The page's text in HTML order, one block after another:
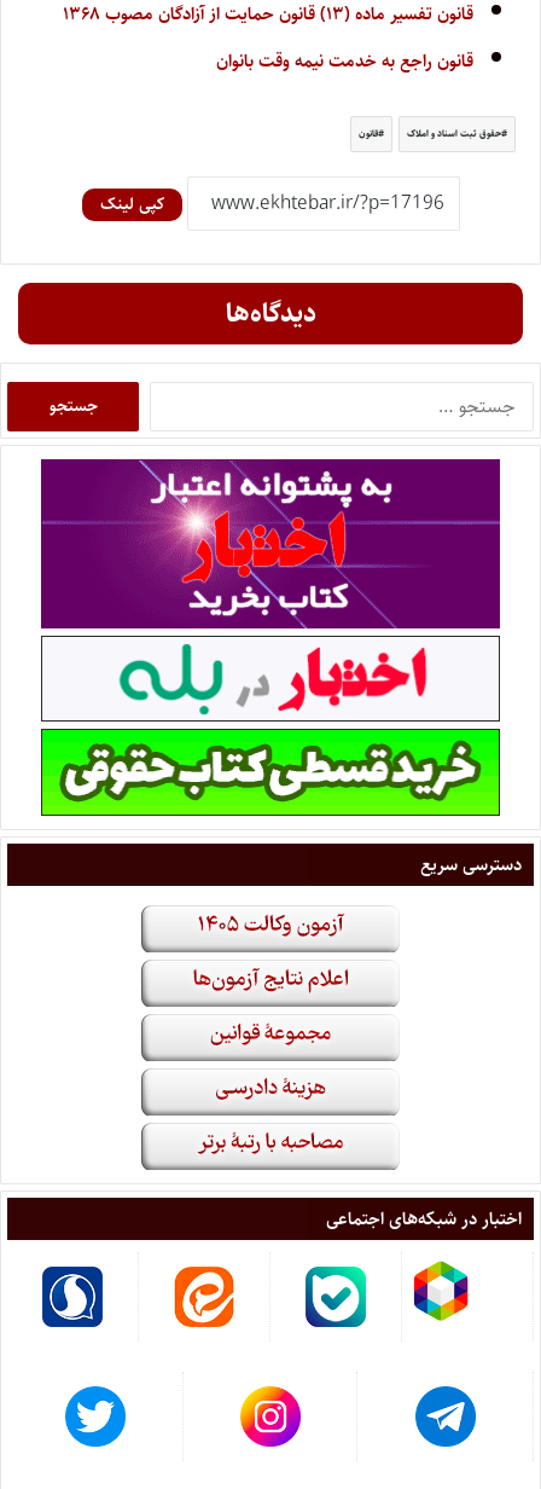
قانون تفسیر ماده (۱۳) قانون حمایت از آزادگان مصوب ۱۳۶۸
قانون راجع به خدمت نیمه وقت بانوان
حقوق ثبت اسناد و املاک قانون
کپی لینک
دیدگاه‌ها
دسترسی سریع
اختبار در شبکه‌های اجتماعی